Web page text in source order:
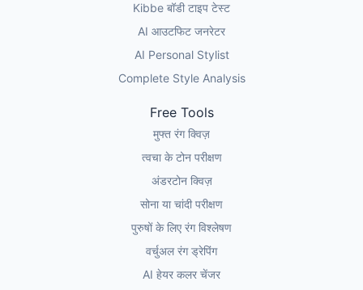
Kibbe बॉडी टाइप टेस्ट
AI आउटफिट जनरेटर
AI Personal Stylist
Complete Style Analysis
Free Tools
मुफ्त रंग क्विज़
त्वचा के टोन परीक्षण
अंडरटोन क्विज़
सोना या चांदी परीक्षण
पुरुषों के लिए रंग विश्लेषण
वर्चुअल रंग ड्रेपिंग
AI हेयर कलर चेंजर